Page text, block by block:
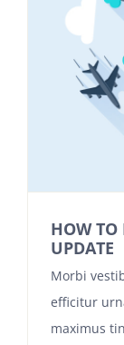
HOW TO
UPDATE
Morbi
efficitur
maximus